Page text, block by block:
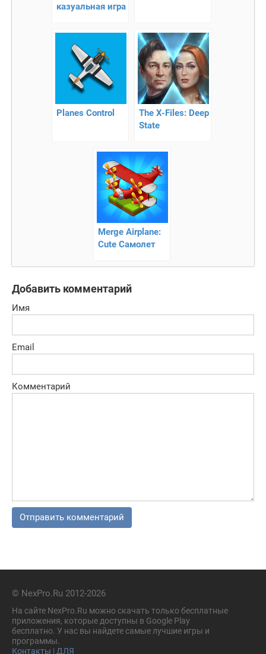
казуальная игра
Planes Control
The X-Files: Deep
State
Merge Airplane:
Cute Самолет
Добавить комментарий
Имя
Email
Комментарий
© NexPro.Ru 2012-2026
На сайте NexPro.Ru можно скачать только бесплатные
приложения, которые доступны в Google Play
бесплатно. У нас вы найдете самые лучшие игры и
программы.
Контакты | ДЛЯ